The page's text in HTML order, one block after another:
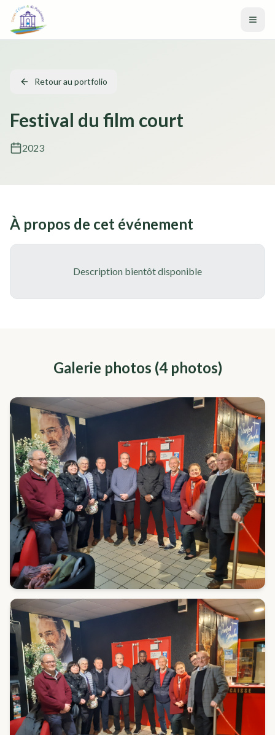
Aller au contenu principal
Retour au portfolio
Festival du film court
2023
À propos de cet événement
Description bientôt disponible
Galerie photos (4photos)